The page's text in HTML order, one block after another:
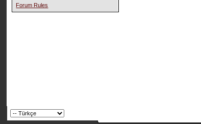
Forum Rules